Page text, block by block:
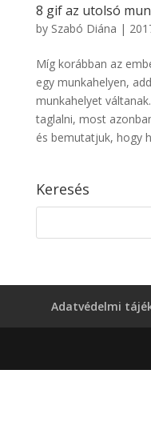
8 gif az utolsó
by Szabó Diána |
Míg korábban az
egy munkahelyen,
munkahelyet
taglalni, most
és bemutatjuk, hogy
Keresés
Adatvédelmi